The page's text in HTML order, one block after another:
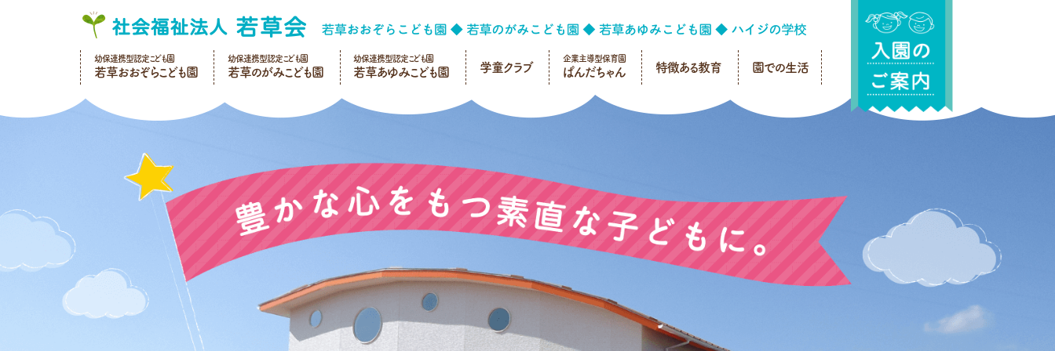
幼保連携型認定こども園
若草おおぞらこども園
幼保連携型認定こども園
若草のがみこども園
幼保連携型認定こども園
若草あゆみこども園 学童クラブ
企業主導型保育園
ぱんだちゃん 特徴ある教育 園での生活